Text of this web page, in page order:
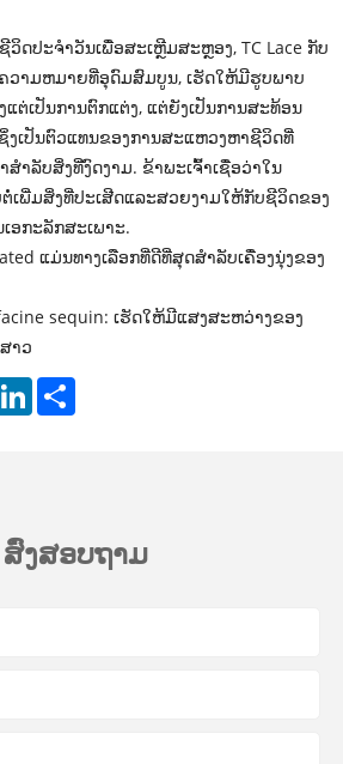
ວິດປະຈໍາວັນເພື່ອສະເຫຼີມສະຫຼອງ, TC Lace ກັບ
າມຫມາຍທີ່ອຸດົມສົມບູນ, ເຮັດໃຫ້ມີຮູບພາບ
ຕ່ເປັນການຕົກແຕ່ງ, ແຕ່ຍັງເປັນການສະທ້ອນ
ງເປັນຕົວແທນຂອງການສະແຫວງຫາຊີວິດທີ່
າລັບສິ່ງທີ່ງົດງາມ. ຂ້າພະເຈົ້າເຊື່ອວ່າໃນ
ຕໍ່ເພີ່ມສິ່ງທີ່ປະເສີດແລະສວຍງາມໃຫ້ກັບຊີວິດຂອງ
ອກະລັກສະເພາະ.
ແມ່ນທາງເລືອກທີ່ດີທີ່ສຸດສໍາລັບເຄື່ອງນຸ່ງຂອງ
sequin: ເຮັດໃຫ້ມີແສງສະຫວ່າງຂອງ
າວ
LinkedIn
ສົ່ງສອບຖາມ